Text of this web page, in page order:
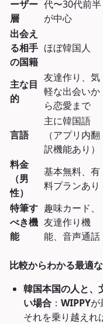
ーザー
層
代〜30代前半
が中心
出会え
る相手
の国籍
ほぼ韓国人
主な目
的
友達作り、気
軽な出会いか
ら恋愛まで
言語
主に韓国語
（アプリ内翻
訳機能あり）
料金
（男
性）
基本無料、有
料プランあり
特筆す
べき機
能
趣味カード、
友達作り機
能、音声通話
比較からわかる最適
韓国本国の人と、
い場合 ： WIPPYが
それを乗り越えれ